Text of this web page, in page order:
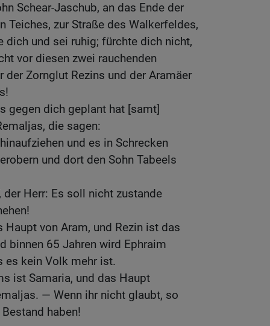
Schear-Jaschub, an das Ende der
Teiches, zur Straße des Walkerfeldes,
dich und sei ruhig; fürchte dich nicht,
vor diesen zwei rauchenden
der Zornglut Rezins und der Aramäer
gegen dich geplant hat [samt]
die sagen:
und es in Schrecken
und dort den Sohn Tabeels
der Herr: Es soll nicht zustande
Haupt von Aram, und Rezin ist das
binnen 65 Jahren wird Ephraim
es kein Volk mehr ist.
ist Samaria, und das Haupt
— Wenn ihr nicht glaubt, so
haben!